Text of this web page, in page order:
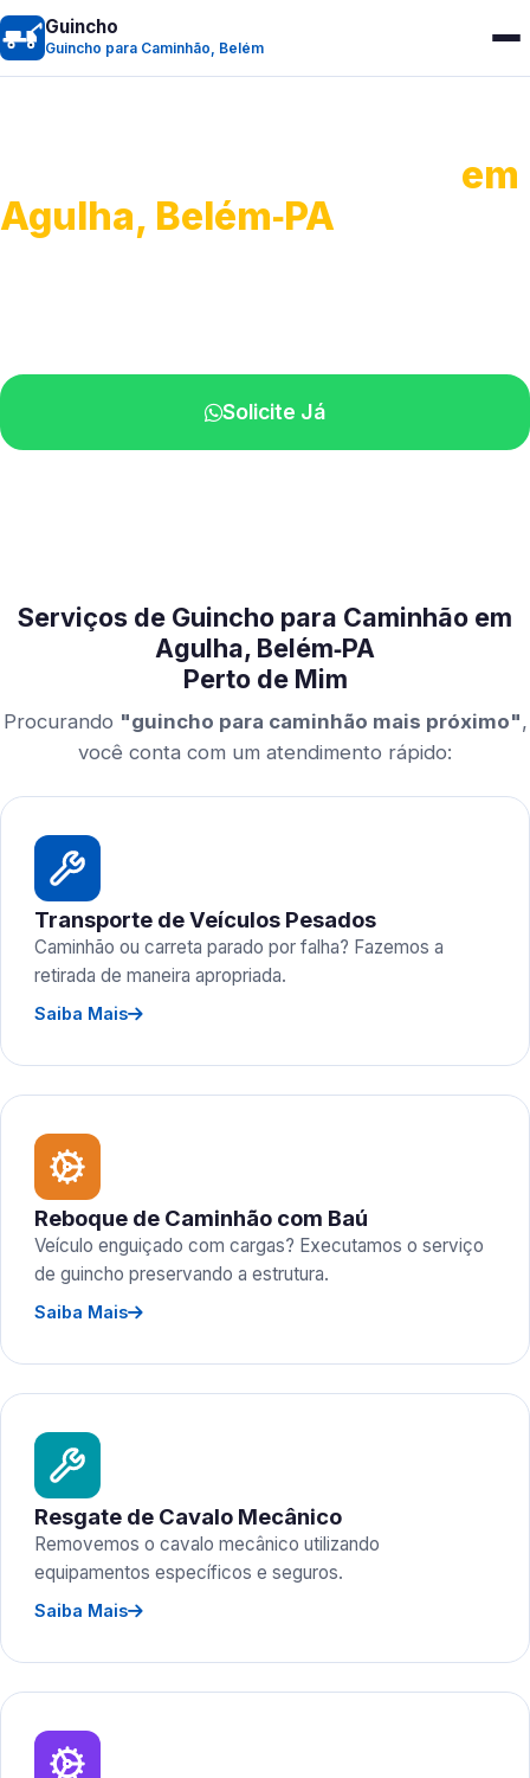
Guincho
Guincho para Caminhão, Belém
em
Agulha, Belém‑PA
Solicite Já
Serviços de Guincho para Caminhão em
Agulha, Belém‑PA
Perto de Mim
Procurando "guincho para caminhão mais próximo",
você conta com um atendimento rápido:
Transporte de Veículos Pesados
Caminhão ou carreta parado por falha? Fazemos a
retirada de maneira apropriada.
Saiba Mais
Reboque de Caminhão com Baú
Veículo enguiçado com cargas? Executamos o serviço
de guincho preservando a estrutura.
Saiba Mais
Resgate de Cavalo Mecânico
Removemos o cavalo mecânico utilizando
equipamentos específicos e seguros.
Saiba Mais